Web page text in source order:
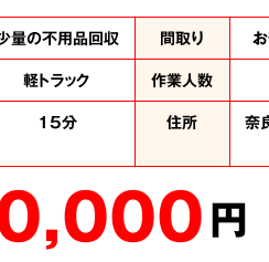
量の不用品回収 間取り
軽トラック 作業人数
15分 住所
奈
円